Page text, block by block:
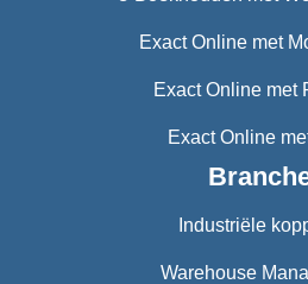
Exact Online met
Exact Online met
Exact Online
Industriële
Warehouse